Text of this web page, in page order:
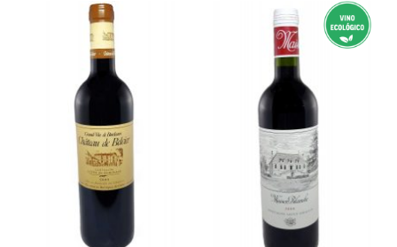
tiene
múltiples
variantes.
Las
opciones
se
pueden
elegir
tiene
múltiples
variantes.
Las
opciones
se
pueden
elegir